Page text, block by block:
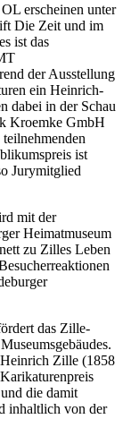
erscheinen unter
Die Zeit und im
ist das
der Ausstellung
ein Heinrich-
dabei in der Schau
Kroemke GmbH
ist
Jurymitglied
mit der
Heimatmuseum
zu Zilles Leben
das Zille-
Zille (1858
die damit
inhaltlich von der